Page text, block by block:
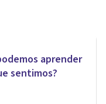
aprender
sentimos?